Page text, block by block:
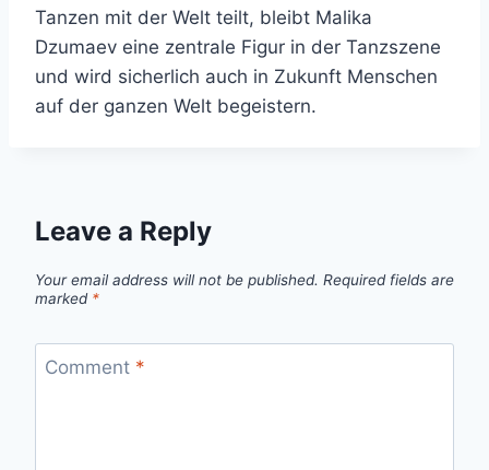
Tanzen mit der Welt teilt, bleibt Malika
Dzumaev eine zentrale Figur in der Tanzszene
und wird sicherlich auch in Zukunft Menschen
auf der ganzen Welt begeistern.
Leave a Reply
Your email address will not be published. Required fields are
marked *
Comment *